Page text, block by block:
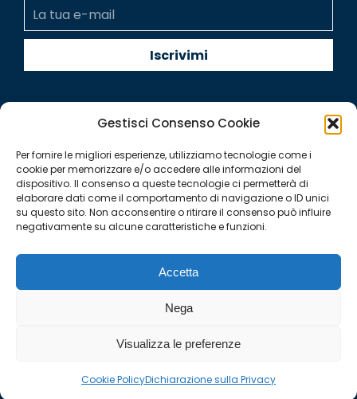
Gestisci Consenso Cookie
Per fornire le migliori esperienze, utilizziamo tecnologie come i
cookie per memorizzare e/o accedere alle informazioni del
dispositivo. Il consenso a queste tecnologie ci permetterà di
elaborare dati come il comportamento di navigazione o ID unici
su questo sito. Non acconsentire o ritirare il consenso può influire
negativamente su alcune caratteristiche e funzioni.
Accetta
Nega
Visualizza le preferenze
Cookie PolicyDichiarazione sulla Privacy
Quintegia S.p.a. a Socio Unico
Soggetta a Direzione e Coordinamento di Q Future Srl P.I. e
C.F. 05507380268
P.I (IT) 03933040267 Capitale Sociale 100.000 € I.V.
YouTube
in
new
Linkedin
page
in
new
Facebook
page
in
new
Instagram
in
new
Twitter
in
new
DISCLAIMER
| LAVORA CON NOI